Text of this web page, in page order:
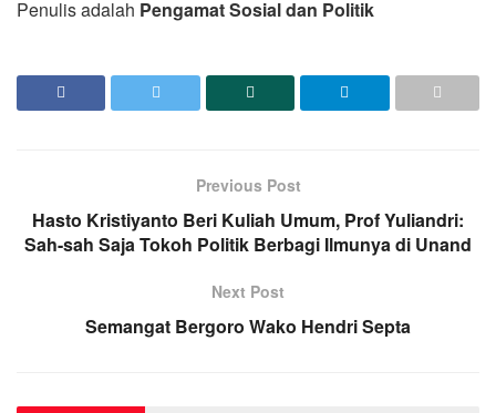
Penulis adalah Pengamat Sosial dan Politik
Previous Post
Hasto Kristiyanto Beri Kuliah Umum, Prof Yuliandri:
Sah-sah Saja Tokoh Politik Berbagi Ilmunya di Unand
Next Post
Semangat Bergoro Wako Hendri Septa